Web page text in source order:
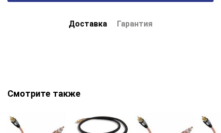
материал проводника:медь;
Доставка Гарантия
Смотрите также